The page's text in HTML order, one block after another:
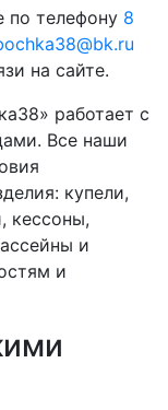
по телефону 8
на сайте.
работает с
Все наши
купели,
кессоны,
и
и